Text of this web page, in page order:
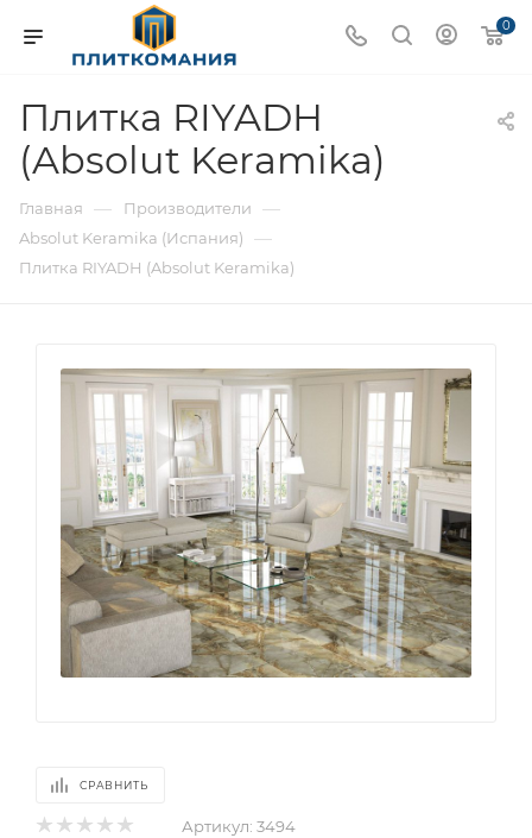
0
Плитка RIYADH
(Absolut Keramika)
Главная — Производители —
Absolut Keramika (Испания) —
Плитка RIYADH (Absolut Keramika)
СРАВНИТЬ
Артикул: 3494